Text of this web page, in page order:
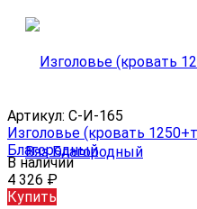
Артикул: С-И-165
Изголовье (кровать
Благородный
В наличии
4 326 ₽
Купить